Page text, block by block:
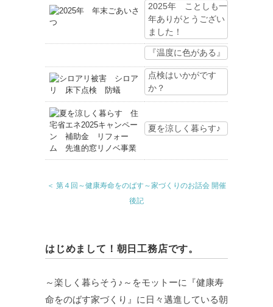
2025年 ことしも一
年ありがとうござい
ました！
『温度に色がある』
点検はいかがです
か？
夏を涼しく暮らす♪
＜ 第４回～健康寿命をのばす～家づくりのお話会 開催
後記
はじめまして！朝日工務店です。
～楽しく暮らそう♪～をモットーに『健康寿
命をのばす家づくり』に日々邁進している朝